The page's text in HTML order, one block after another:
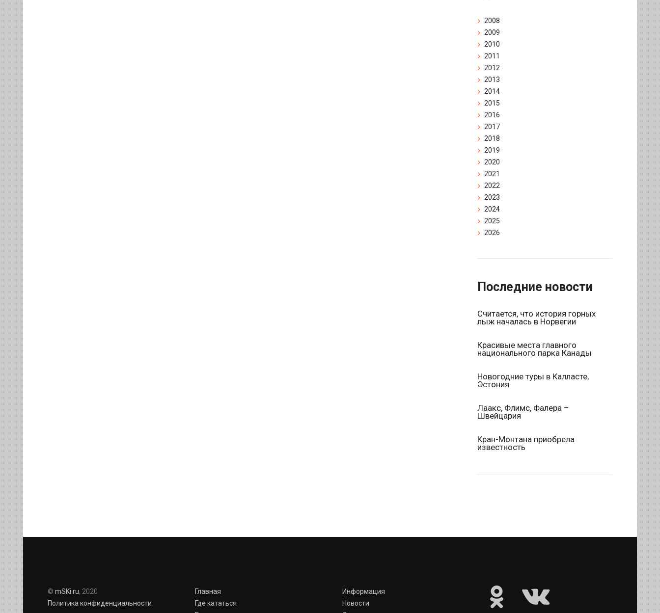
2008
2009
2010
2011
2012
2013
2014
2015
2016
2017
2018
2019
2020
2021
2022
2023
2024
2025
2026
Последние новости
Считается, что история горных
лыж началась в Норвегии
Красивые места главного
национального парка Канады
Новогодние туры в Калласте,
Эстония
Лаакс, Флимс, Фалера –
Швейцария
Кран-Монтана приобрела
известность
© mSKi.ru, 2020
Политика конфиденциальности
Главная
Где кататься
Информация
Новости